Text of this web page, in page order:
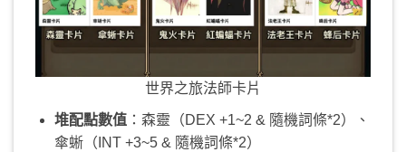
世界之旅法師卡片
堆配點數值：森靈（DEX +1~2 & 隨機詞條*2）、
傘蜥（INT +3~5 & 隨機詞條*2）